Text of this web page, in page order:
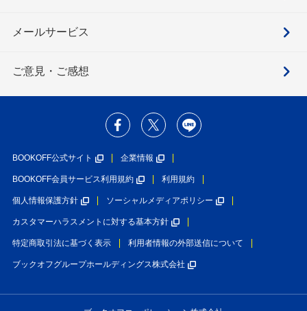
メールサービス
ご意見・ご感想
BOOKOFF公式サイト 企業情報
BOOKOFF会員サービス利用規約 利用規約
個人情報保護方針 ソーシャルメディアポリシー
カスタマーハラスメントに対する基本方針
特定商取引法に基づく表示 利用者情報の外部送信について
ブックオフグループホールディングス株式会社